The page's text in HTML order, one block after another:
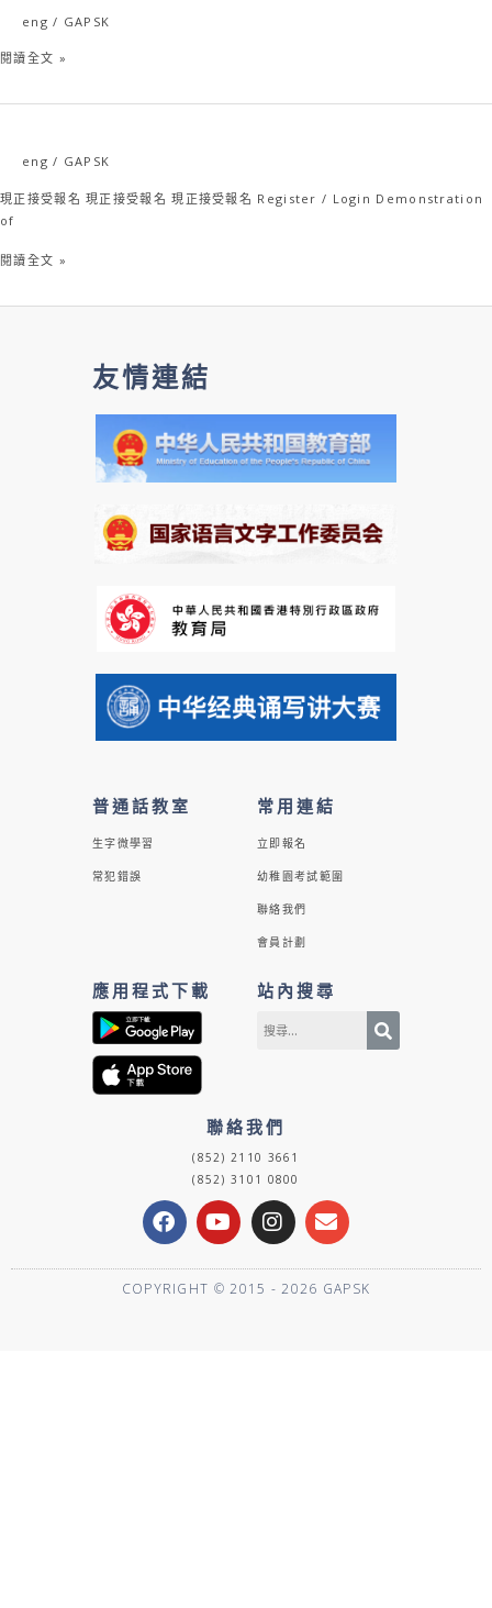
Primary
Secondary|
Oral
eng / GAPSK
GAPSK
Putonghua
閱讀全文 »
eng / GAPSK
現正接受報名 現正接受報名 現正接受報名 Register / Login Demonstration
of
GAPSK
閱讀全文 »
友情連結
普通話教室
生字微學習
常犯錯誤
常用連結
立即報名
幼稚園考試範圍
聯絡我們
會員計劃
應用程式下載 站內搜尋
聯絡我們
(852) 2110 3661
(852) 3101 0800
F
a
c
e
b
Y
o
u
t
u
I
n
s
t
a
E
n
v
e
l
COPYRIGHT © 2015 - 2026 GAPSK